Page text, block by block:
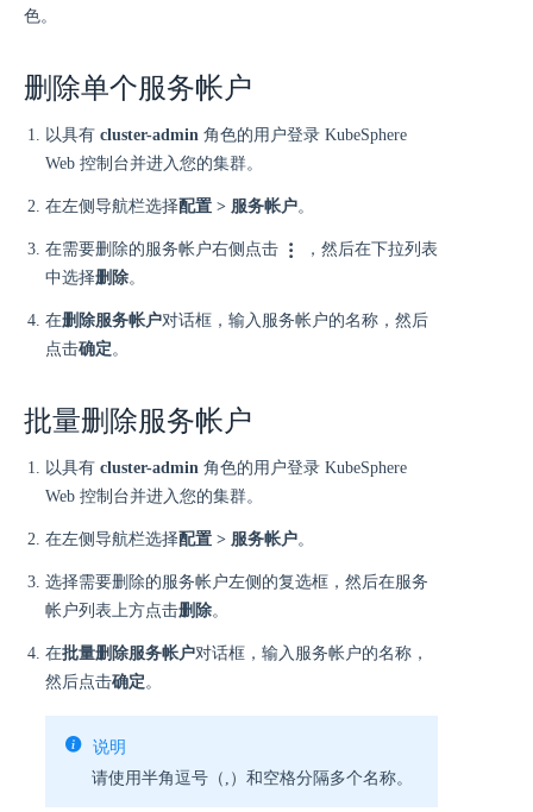
色。
删除单个服务帐户
以具有 cluster-admin 角色的用户登录 KubeSphere
Web 控制台并进入您的集群。
在左侧导航栏选择配置 > 服务帐户。
在需要删除的服务帐户右侧点击
，然后在下拉列表
中选择删除。
在删除服务帐户对话框，输入服务帐户的名称，然后
点击确定。
批量删除服务帐户
以具有 cluster-admin 角色的用户登录 KubeSphere
Web 控制台并进入您的集群。
在左侧导航栏选择配置 > 服务帐户。
选择需要删除的服务帐户左侧的复选框，然后在服务
帐户列表上方点击删除。
在批量删除服务帐户对话框，输入服务帐户的名称，
然后点击确定。
说明
请使用半角逗号（,）和空格分隔多个名称。